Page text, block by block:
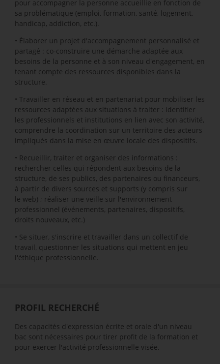
pour accompagner la personne accueillie en fonction de
sa problématique (emploi, formation, santé, logement,
handicap, addiction, etc.).
• Élaborer un projet d'accompagnement personnalisé et
partagé : co-construire une démarche adaptée aux
besoins de la personne et à son niveau d'engagement, en
tenant compte des ressources disponibles dans la
structure.
• Travailler en réseau et en partenariat pour mobiliser les
ressources adaptées aux situations à traiter : identifier
les professionnels et institutions en lien avec son activité,
comprendre la coordination sur un territoire des acteurs
impliqués dans la mise en œuvre locale des dispositifs.
• Recueillir, traiter et organiser des informations :
rechercher celles qui répondent aux besoins de la
structure, de ses publics, des partenaires ou financeurs,
à partir de divers sources et supports (y compris sur
le web) ; réaliser une veille sur l'environnement
professionnel (événements, partenaires, dispositifs,
droits nouveaux, etc.)
• Se situer, s'inscrire et travailler dans un collectif de
travail, questionner les situations qui mettent en jeu
l'éthique professionnelle.
PROFIL RECHERCHÉ
Des capacités d'expression écrite et orale d'un niveau
bac sont nécessaires pour tirer profit de la formation et
pour exercer l'activité professionnelle visée.